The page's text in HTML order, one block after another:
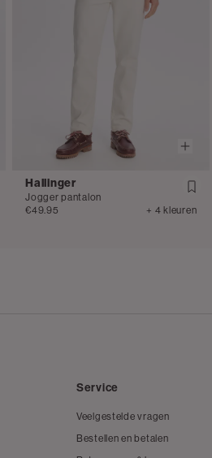
Hallinger
Jogger pantalon
€49.95
+ 4 kleuren
Service
Veelgestelde vragen
Bestellen en betalen